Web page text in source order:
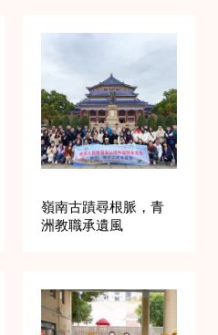
嶺南古蹟尋根脈，青
洲教職承遺風